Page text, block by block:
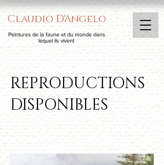
Claudio D'Angelo
Peintures de la faune et du monde dans
lequel ils vivent
REPRODUCTIONS
DISPONIBLES